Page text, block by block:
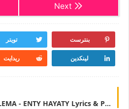
Next
تويتر بنترست
ريدايت لينكدين
Saad Lamjarred ft. CALEMA - ENTY HAYATY Lyrics & Paroles |LyricsTN